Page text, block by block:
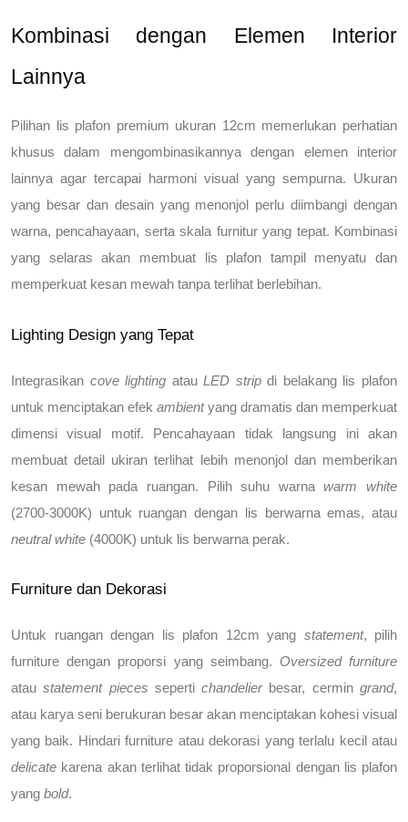
Kombinasi dengan Elemen Interior
Lainnya
Pilihan lis plafon premium ukuran 12cm memerlukan perhatian
khusus dalam mengombinasikannya dengan elemen interior
lainnya agar tercapai harmoni visual yang sempurna. Ukuran
yang besar dan desain yang menonjol perlu diimbangi dengan
warna, pencahayaan, serta skala furnitur yang tepat. Kombinasi
yang selaras akan membuat lis plafon tampil menyatu dan
memperkuat kesan mewah tanpa terlihat berlebihan.
Lighting Design yang Tepat
Integrasikan cove lighting atau LED strip di belakang lis plafon
untuk menciptakan efek ambient yang dramatis dan memperkuat
dimensi visual motif. Pencahayaan tidak langsung ini akan
membuat detail ukiran terlihat lebih menonjol dan memberikan
kesan mewah pada ruangan. Pilih suhu warna warm white
neutral white (4000K) untuk lis berwarna perak.
Furniture dan Dekorasi
Untuk ruangan dengan lis plafon 12cm yang statement, pilih
furniture dengan proporsi yang seimbang. Oversized furniture
atau statement pieces seperti chandelier besar, cermin grand,
atau karya seni berukuran besar akan menciptakan kohesi visual
delicate karena akan terlihat tidak proporsional dengan lis plafon
yang bold.